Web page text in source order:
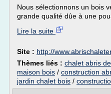
Nous sélectionnons un bois
grande qualité dûe à une
Lire la suite
Site : http://
Thèmes liés : chalet abris
maison bois / construction
jardin chalet bois /